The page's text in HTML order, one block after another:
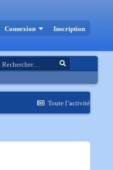
Connexion Inscription
Toute l’activité